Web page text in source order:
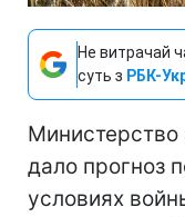
Не витрачай
суть з РБК-
Министерство
дало прогноз
условиях